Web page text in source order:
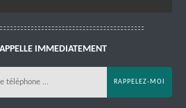
IMMEDIATEMENT